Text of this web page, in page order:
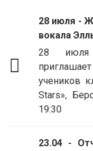
28 июля -
вокала
28 июля
учеников
Stars»,
19:30
23.04 -